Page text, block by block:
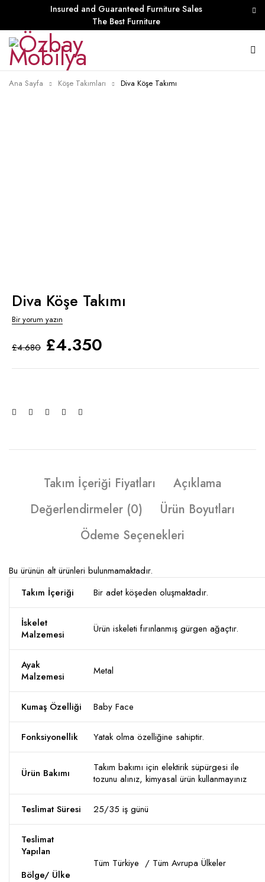
Insured and Guaranteed Furniture Sales
The Best Furniture
Ana Sayfa Köşe Takımları Diva Köşe Takımı
Diva Köşe Takımı
Bir yorum yazın
£4.680 £4.350
Takım İçeriği Fiyatları
Açıklama
Değerlendirmeler (0)
Ürün Boyutları
Ödeme Seçenekleri
Bu ürünün alt ürünleri bulunmamaktadır.
Takım İçeriği
Bir adet köşeden oluşmaktadır.
İskelet
Malzemesi
Ürün iskeleti fırınlanmış gürgen ağaçtır.
Ayak
Malzemesi
Metal
Kumaş Özelliği Baby Face
Fonksiyonellik Yatak olma özelliğine sahiptir.
Ürün Bakımı
Takım bakımı için elektirik süpürgesi ile
tozunu alınız, kimyasal ürün kullanmayınız
Teslimat Süresi 25/35 iş günü
Teslimat
Yapılan
Bölge/ Ülke
Tüm Türkiye / Tüm Avrupa Ülkeler